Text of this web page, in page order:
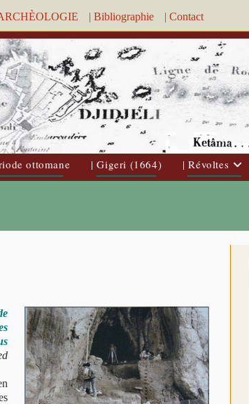
| Bibliographie | Contact
ottomane | Gigeri (1664) | Révoltes